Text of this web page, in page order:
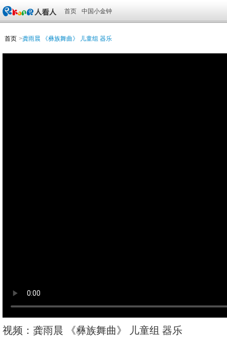
首页 中国小金钟
首页 >龚雨晨 《彝族舞曲》 儿童组 器乐
视频：龚雨晨 《彝族舞曲》 儿童组 器乐